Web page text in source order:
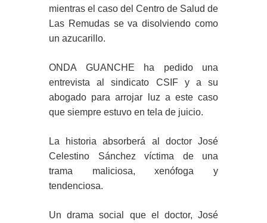
mientras el caso del Centro de Salud de
Las Remudas se va disolviendo como
un azucarillo.
ONDA GUANCHE ha pedido una
entrevista al sindicato CSIF y a su
abogado para arrojar luz a este caso
que siempre estuvo en tela de juicio.
La historia absorberá al doctor José
Celestino Sánchez víctima de una
trama maliciosa, xenófoga y
tendenciosa.
Un drama social que el doctor, José